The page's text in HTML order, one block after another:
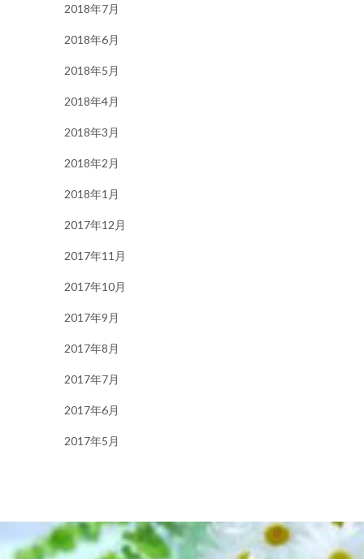
2018年7月
2018年6月
2018年5月
2018年4月
2018年3月
2018年2月
2018年1月
2017年12月
2017年11月
2017年10月
2017年9月
2017年8月
2017年7月
2017年6月
2017年5月